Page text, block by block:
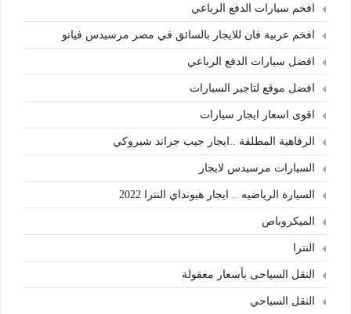
افخم سيارات الدفع الرباعي
افخم عربية فان للايجار بالسائق في مصر مرسيدس فيانو
افضل سيارات الدفع الرباعي
افضل موقع لتاجير السيارات
اقوى اسعار ايجار سيارات
الرفاهية المطلقة ..ايجار جيب جراند شيروكي
السيارات مرسيدس لايجار
السيارة الرياضيه .. ايجار هيونداي النترا 2022
الميكروباص
النترا
النقل السياحى بأسعار معقولة
النقل السياحي